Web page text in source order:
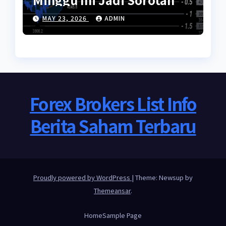
MAY 23, 2026 ADMIN
Forex Brokers List Info
Berita Saham Terbaru
Proudly powered by WordPress | Theme: Newsup by
Themeansar.
HomeSample Page